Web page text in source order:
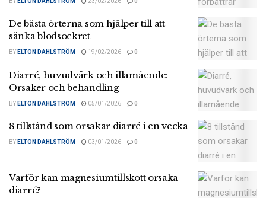
De bästa örterna som hjälper till att
sänka blodsockret
BY ELTON DAHLSTRÖM 19/02/2026 0
Diarré, huvudvärk och illamående:
Orsaker och behandling
BY ELTON DAHLSTRÖM 05/01/2026 0
8 tillstånd som orsakar diarré i en vecka
BY ELTON DAHLSTRÖM 03/01/2026 0
Varför kan magnesiumtillskott orsaka
diarré?